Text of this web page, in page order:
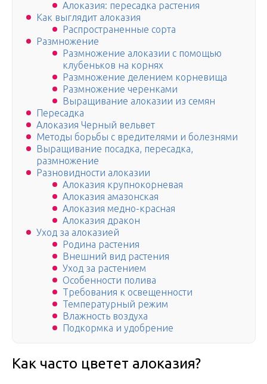
Алоказия: пересадка растения
Как выглядит алоказия
Распространенные сорта
Размножение
Размножение алоказии с помощью
клубеньков на корнях
Размножение делением корневища
Размножение черенками
Выращивание алоказии из семян
Пересадка
Алоказия Черный вельвет
Методы борьбы с вредителями и болезнями
Выращивание посадка, пересадка,
размножение
Разновидности алоказии
Алоказия крупнокорневая
Алоказия амазонская
Алоказия медно-красная
Алоказия дракон
Уход за алоказией
Родина растения
Внешний вид растения
Уход за растением
Особенности полива
Требования к освещенности
Температурный режим
Влажность воздуха
Подкормка и удобрение
Как часто цветет алоказия?